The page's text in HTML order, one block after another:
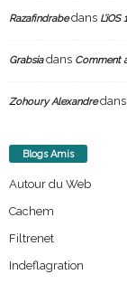
Razafindrabedans
Grabsiadans Comment
Zohoury Alexandredans
Blogs Amis
Autour du Web
Cachem
Filtrenet
Indeflagration